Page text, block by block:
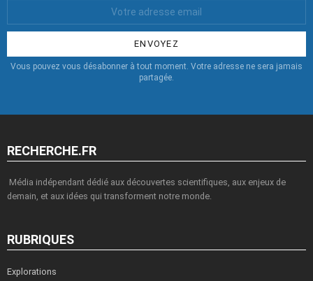
:
Vous pouvez vous désabonner à tout moment. Votre adresse ne sera jamais
partagée.
RECHERCHE.FR
Média indépendant dédié aux découvertes scientifiques, aux enjeux de
demain, et aux idées qui transforment notre monde.
RUBRIQUES
Explorations